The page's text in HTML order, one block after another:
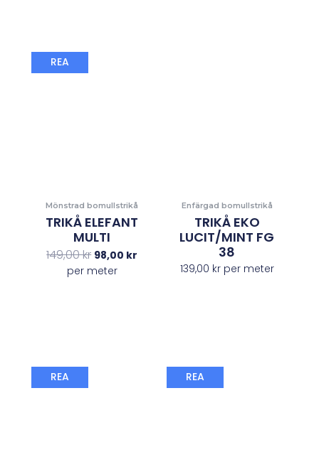
REA
Mönstrad bomullstrikå
TRIKÅ ELEFANT
MULTI
149,00kr 98,00 kr
per meter
Enfärgad bomullstrikå
TRIKÅ EKO
LUCIT/MINT FG
38
139,00 krper meter
REA
nuvarande
REA